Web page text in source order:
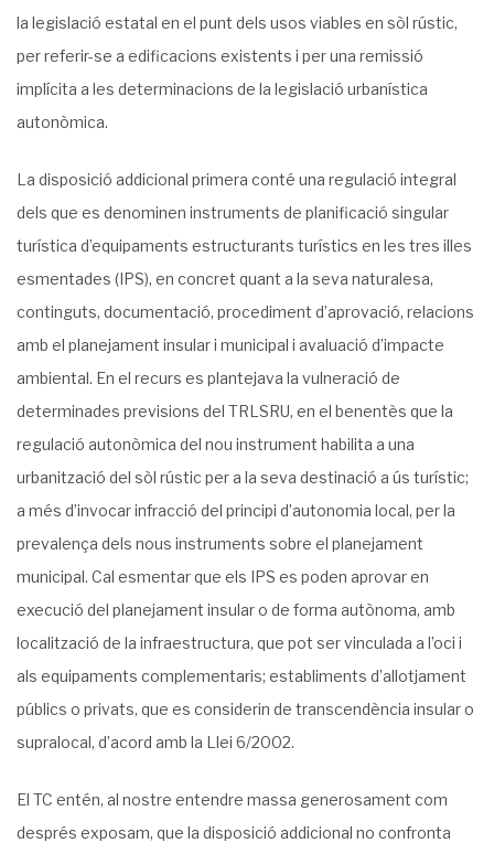
la legislació estatal en el punt dels usos viables en sòl rústic,
per referir-se a edificacions existents i per una remissió
implícita a les determinacions de la legislació urbanística
autonòmica.
La disposició addicional primera conté una regulació integral
dels que es denominen instruments de planificació singular
turística d’equipaments estructurants turístics en les tres illes
esmentades (IPS), en concret quant a la seva naturalesa,
continguts, documentació, procediment d’aprovació, relacions
amb el planejament insular i municipal i avaluació d’impacte
ambiental. En el recurs es plantejava la vulneració de
determinades previsions del TRLSRU, en el benentès que la
regulació autonòmica del nou instrument habilita a una
urbanització del sòl rústic per a la seva destinació a ús turístic;
a més d’invocar infracció del principi d’autonomia local, per la
prevalença dels nous instruments sobre el planejament
municipal. Cal esmentar que els IPS es poden aprovar en
execució del planejament insular o de forma autònoma, amb
localització de la infraestructura, que pot ser vinculada a l’oci i
als equipaments complementaris; establiments d’allotjament
públics o privats, que es considerin de transcendència insular o
supralocal, d’acord amb la Llei 6/2002.
El TC entén, al nostre entendre massa generosament com
després exposam, que la disposició addicional no confronta